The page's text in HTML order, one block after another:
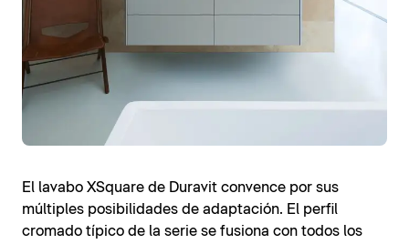
El lavabo XSquare de Duravit convence por sus
múltiples posibilidades de adaptación. El perfil
cromado típico de la serie se fusiona con todos los